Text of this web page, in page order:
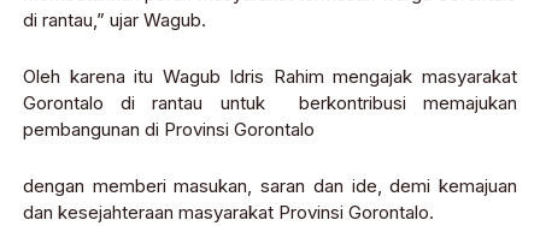
di rantau,” ujar Wagub.
Oleh karena itu Wagub Idris Rahim mengajak masyarakat
Gorontalo di rantau untuk berkontribusi memajukan
pembangunan di Provinsi Gorontalo
dengan memberi masukan, saran dan ide, demi kemajuan
dan kesejahteraan masyarakat Provinsi Gorontalo.